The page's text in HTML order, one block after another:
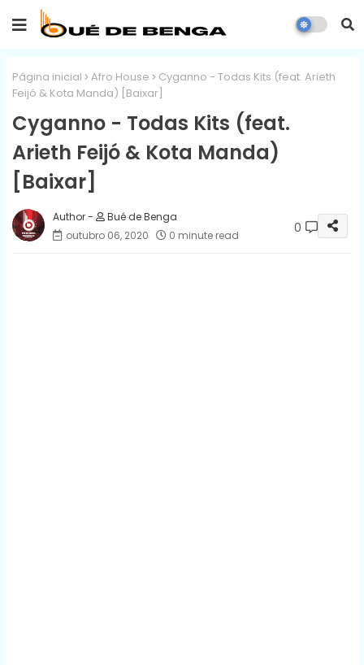
Página inicial Afro House
Cyganno - Todas Kits (feat. Arieth
Feijó & Kota Manda) [Baixar]
Cyganno - Todas Kits (feat.
Arieth Feijó & Kota Manda)
[Baixar]
Bué de Benga
outubro 06, 2020
0 minute read 0